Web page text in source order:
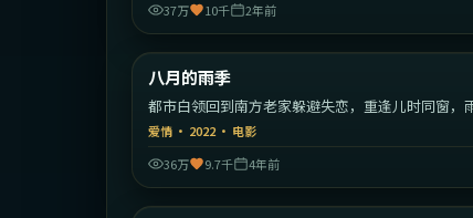
37万
10千 2年前
热门
八月的雨季
都市白领回到南方老家躲避失恋，重逢儿时同窗，
慢慢治愈彼此。
爱情· 2022· 电影
36万
9.7千 4年前